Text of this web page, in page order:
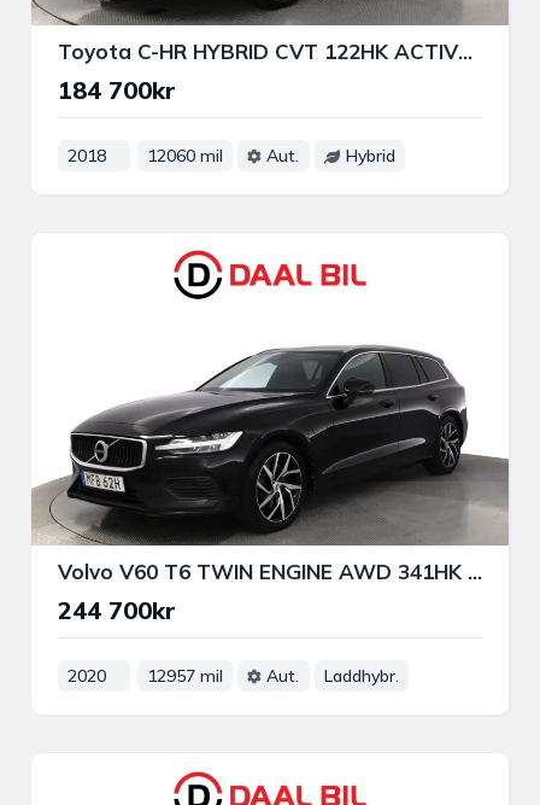
Toyota C-HR HYBRID CVT 122HK ACTIVE B-KAMERA ACC BLUETOOTH
184 700kr
2018 12060 mil Aut. Hybrid
Volvo V60 T6 TWIN ENGINE AWD 341HK MOMENTUM NAVI DRAG
244 700kr
2020 12957 mil Aut. Laddhybr.